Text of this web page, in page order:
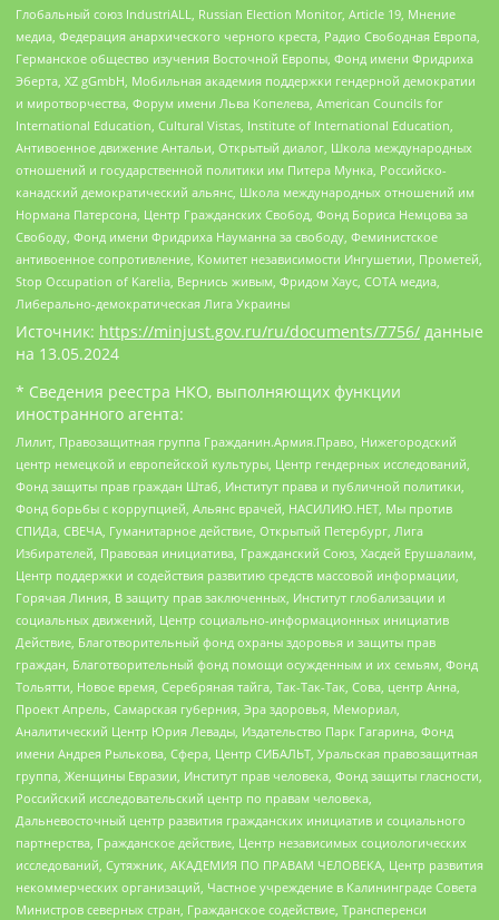
Глобальный союз IndustriALL, Russian Election Monitor, Article 19, Мнение
медиа, Федерация анархического черного креста, Радио Свободная Европа,
Германское общество изучения Восточной Европы, Фонд имени Фридриха
Эберта, XZ gGmbH, Мобильная академия поддержки гендерной демократии
и миротворчества, Форум имени Льва Копелева, American Councils for
International Education, Cultural Vistas, Institute of International Education,
Антивоенное движение Антальи, Открытый диалог, Школа международных
отношений и государственной политики им Питера Мунка, Российско-
канадский демократический альянс, Школа международных отношений им
Нормана Патерсона, Центр Гражданских Свобод, Фонд Бориса Немцова за
Свободу, Фонд имени Фридриха Науманна за свободу, Феминистское
антивоенное сопротивление, Комитет независимости Ингушетии, Прометей,
Stop Occupation of Karelia, Вернись живым, Фридом Хаус, СОТА медиа,
Либерально-демократическая Лига Украины
Источник: https://minjust.gov.ru/ru/documents/7756/ данные
на 13.05.2024
* Сведения реестра НКО, выполняющих функции
иностранного агента:
Лилит, Правозащитная группа Гражданин.Армия.Право, Нижегородский
центр немецкой и европейской культуры, Центр гендерных исследований,
Фонд защиты прав граждан Штаб, Институт права и публичной политики,
Фонд борьбы с коррупцией, Альянс врачей, НАСИЛИЮ.НЕТ, Мы против
СПИДа, СВЕЧА, Гуманитарное действие, Открытый Петербург, Лига
Избирателей, Правовая инициатива, Гражданский Союз, Хасдей Ерушалаим,
Центр поддержки и содействия развитию средств массовой информации,
Горячая Линия, В защиту прав заключенных, Институт глобализации и
социальных движений, Центр социально-информационных инициатив
Действие, Благотворительный фонд охраны здоровья и защиты прав
граждан, Благотворительный фонд помощи осужденным и их семьям, Фонд
Тольятти, Новое время, Серебряная тайга, Так-Так-Так, Сова, центр Анна,
Проект Апрель, Самарская губерния, Эра здоровья, Мемориал,
Аналитический Центр Юрия Левады, Издательство Парк Гагарина, Фонд
имени Андрея Рылькова, Сфера, Центр СИБАЛЬТ, Уральская правозащитная
группа, Женщины Евразии, Институт прав человека, Фонд защиты гласности,
Российский исследовательский центр по правам человека,
Дальневосточный центр развития гражданских инициатив и социального
партнерства, Гражданское действие, Центр независимых социологических
исследований, Сутяжник, АКАДЕМИЯ ПО ПРАВАМ ЧЕЛОВЕКА, Центр развития
некоммерческих организаций, Частное учреждение в Калининграде Совета
Министров северных стран, Гражданское содействие, Трансперенси